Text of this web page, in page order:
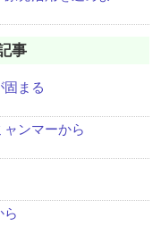
事
まる
ンマーから